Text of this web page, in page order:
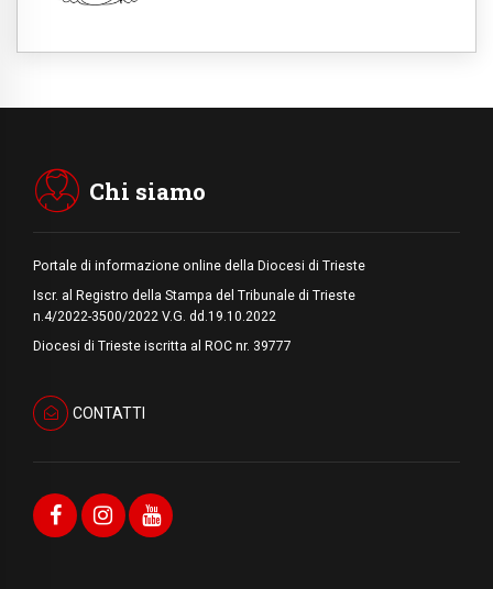
Medio Oriente
Chi siamo
Portale di informazione online della Diocesi di Trieste
Iscr. al Registro della Stampa del Tribunale di Trieste
n.4/2022-3500/2022 V.G. dd.19.10.2022
Diocesi di Trieste iscritta al ROC nr. 39777
CONTATTI